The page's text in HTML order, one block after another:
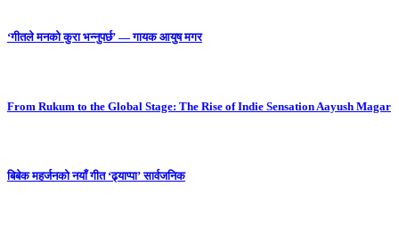
‘गीतले मनको कुरा भन्नुपर्छ’ — गायक आयुष मगर
From Rukum to the Global Stage: The Rise of Indie Sensation Aayush Magar
बिबेक महर्जनको नयाँ गीत ‘ढ्याप्पा’ सार्वजनिक